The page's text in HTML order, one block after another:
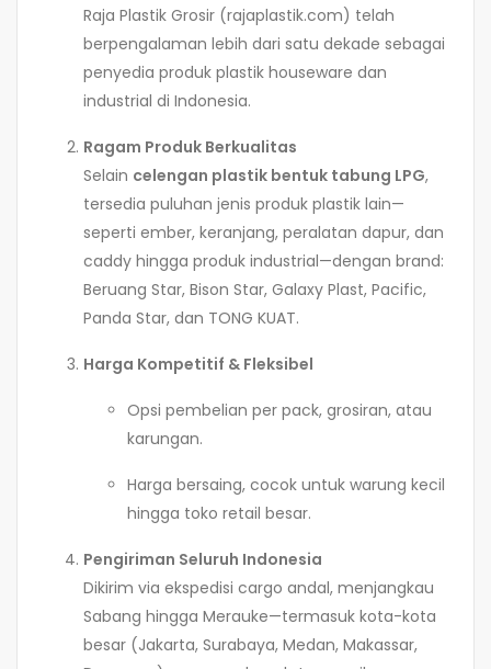
Raja Plastik Grosir (rajaplastik.com) telah
berpengalaman lebih dari satu dekade sebagai
penyedia produk plastik houseware dan
industrial di Indonesia.
Ragam Produk Berkualitas
Selain celengan plastik bentuk tabung LPG,
tersedia puluhan jenis produk plastik lain—
seperti ember, keranjang, peralatan dapur, dan
caddy hingga produk industrial—dengan brand:
Beruang Star, Bison Star, Galaxy Plast, Pacific,
Panda Star, dan TONG KUAT.
Harga Kompetitif & Fleksibel
Opsi pembelian per pack, grosiran, atau
karungan.
Harga bersaing, cocok untuk warung kecil
hingga toko retail besar.
Pengiriman Seluruh Indonesia
Dikirim via ekspedisi cargo andal, menjangkau
Sabang hingga Merauke—termasuk kota-kota
besar (Jakarta, Surabaya, Medan, Makassar,